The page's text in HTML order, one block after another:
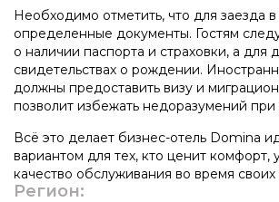
Необходимо отметить, что для заезда
определенные документы. Гостям
о наличии паспорта и страховки, а для
свидетельствах о рождении.
должны предоставить визу и
позволит избежать недоразумений при
Всё это делает бизнес-отель Domina
вариантом для тех, кто ценит комфорт,
качество обслуживания во время своих
Регион: